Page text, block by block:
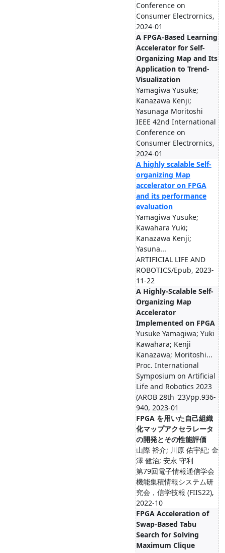
Conference on
Consumer Electrornics,
2024-01
A FPGA-Based Learning
Accelerator for Self-
Organizing Map and Its
Application to Trend-
Visualization
Yamagiwa Yusuke;
Kanazawa Kenji;
Yasunaga Moritoshi
IEEE 42nd International
Conference on
Consumer Electrornics,
2024-01
A highly scalable Self-
organizing Map
accelerator on FPGA
and its performance
evaluation
Yamagiwa Yusuke;
Kawahara Yuki;
Kanazawa Kenji;
Yasuna...
ARTIFICIAL LIFE AND
ROBOTICS/Epub, 2023-
11-22
A Highly-Scalable Self-
Organizing Map
Accelerator
Implemented on FPGA
Yusuke Yamagiwa; Yuki
Kawahara; Kenji
Kanazawa; Moritoshi...
Proc. International
Symposium on Artificial
Life and Robotics 2023
(AROB 28th '23)/pp.936-
940, 2023-01
FPGA を用いた自己組織
化マップアクセラレータ
の開発とその性能評価
山際 裕介; 川原 佑宇紀; 金
澤 健治; 安永 守利
第79回電子情報通信学会
機能集積情報システム研
究会，信学技報 (FIIS22),
2022-10
FPGA Acceleration of
Swap-Based Tabu
Search for Solving
Maximum Clique